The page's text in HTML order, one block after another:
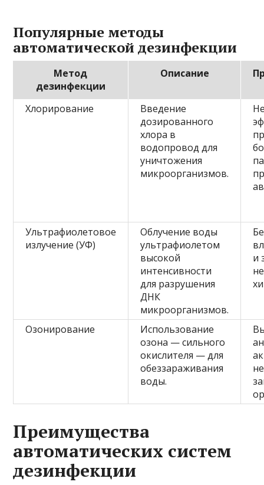
Популярные методы
автоматической дезинфекции
Метод
дезинфекции
Описание
Хлорирование
Введение
дозированного
хлора в
водопровод для
уничтожения
микроорганизмов.
Ультрафиолетовое
излучение (УФ)
Облучение воды
ультрафиолетом
высокой
интенсивности
для разрушения
ДНК
микроорганизмов.
и
Озонирование
Использование
озона — сильного
окислителя — для
обеззараживания
воды.
Преимущества
автоматических систем
дезинфекции